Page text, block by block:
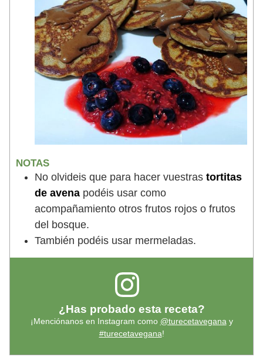
NOTAS
No olvideis que para hacer vuestras tortitas
de avena podéis usar como
acompañamiento otros frutos rojos o frutos
del bosque.
También podéis usar mermeladas.
¿Has probado esta receta?
¡Menciónanos en Instagram como @turecetavegana y
#turecetavegana!